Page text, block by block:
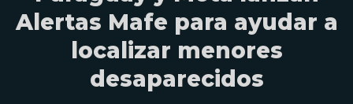
Alertas Mafe para ayudar a
localizar menores
desaparecidos